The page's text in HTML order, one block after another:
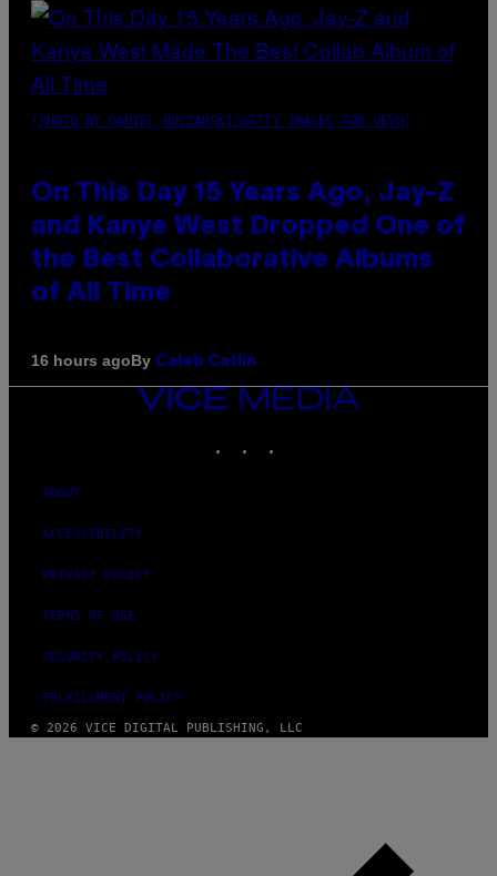
(PHOTO BY DANIEL BOCZARSKI/GETTY IMAGES FOR VEVO)
On This Day 15 Years Ago, Jay-Z
and Kanye West Dropped One of
the Best Collaborative Albums
of All Time
16 hours agoBy Caleb Catlin
VICE
MEDIA
ABOUT
ACCESSIBILITY
PRIVACY POLICY
TERMS OF USE
SECURITY POLICY
FULFILLMENT POLICY
© 2026 VICE DIGITAL PUBLISHING, LLC